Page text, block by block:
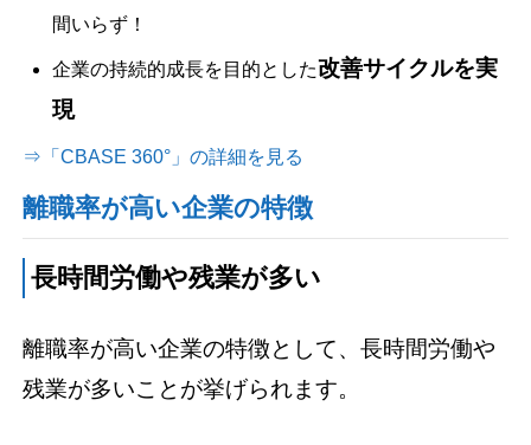
間いらず！
企業の持続的成長を目的とした改善サイクルを実
現
⇒「CBASE 360°」の詳細を見る
離職率が高い企業の特徴
長時間労働や残業が多い
離職率が高い企業の特徴として、長時間労働や
残業が多いことが挙げられます。